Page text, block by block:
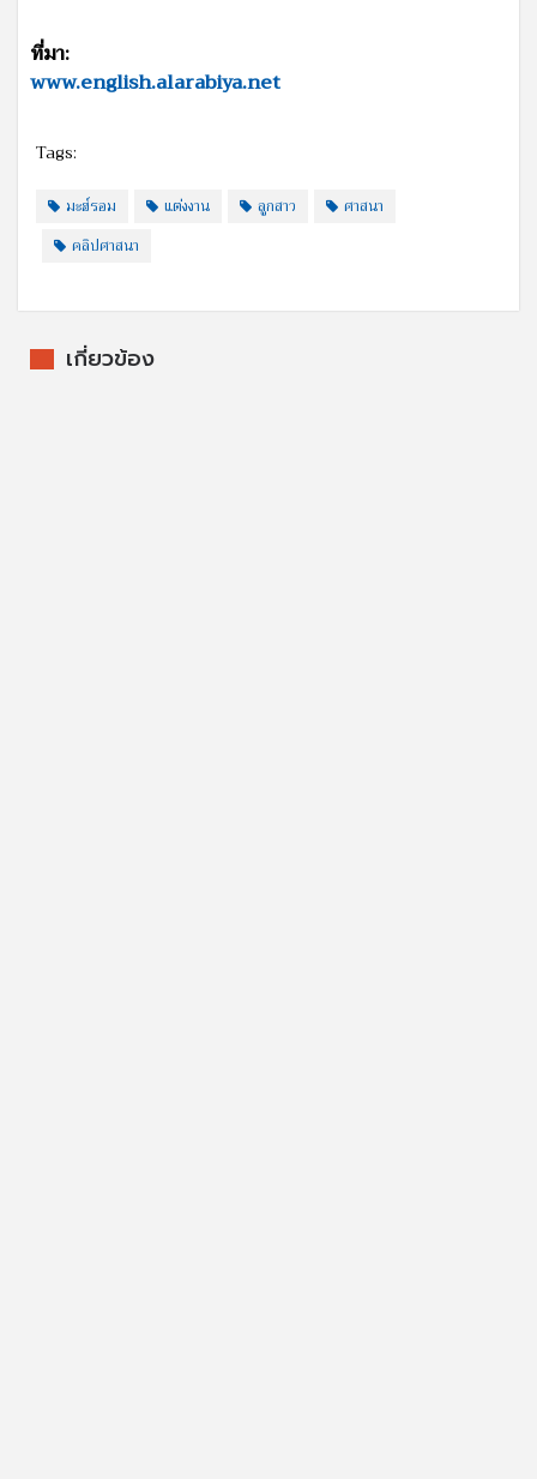
ที่มา:
www.english.alarabiya.net
Tags:
มะฮ์รอม แต่งงาน ลูกสาว
ศาสนา
คลิปศาสนา
เกี่ยวข้อง